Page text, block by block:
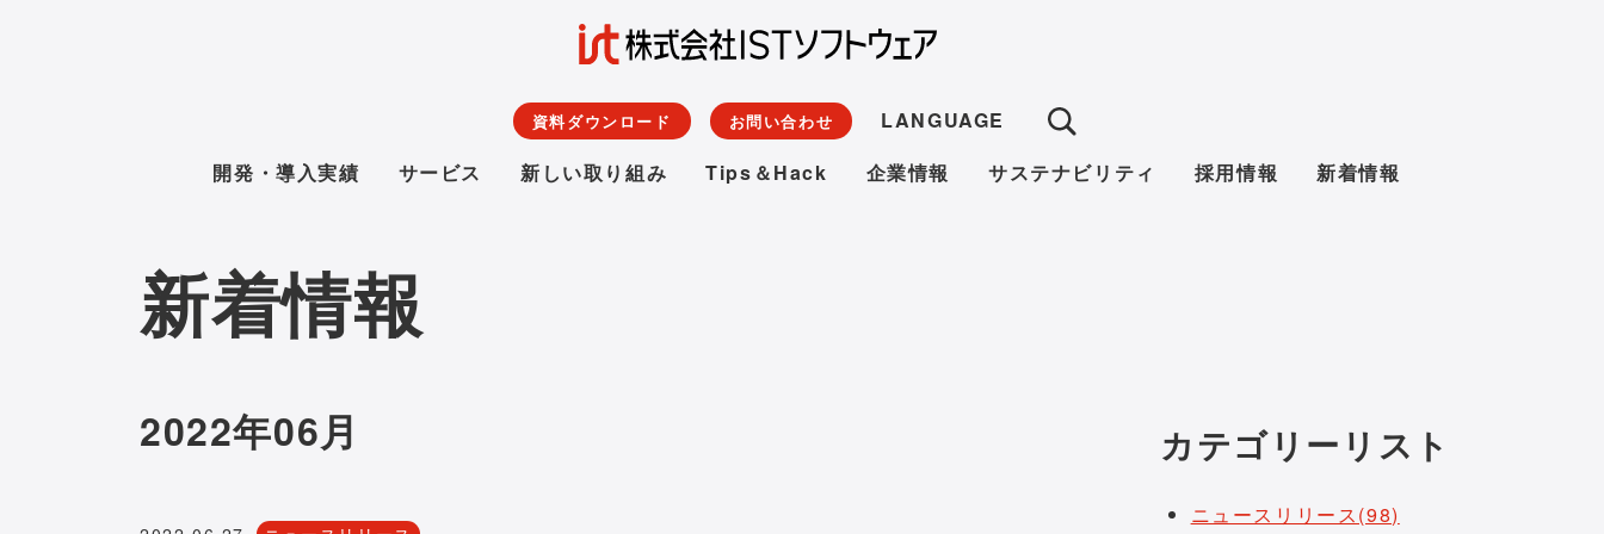
資料ダウンロード お問い合わせ
LANGUAGE
開発・導入実績
サービス 新しい取り組み Tips＆Hack 企業情報 サステナビリティ 採用情報 新着情報
新着情報
2022年06月 カテゴリーリスト
ニュースリリース(98)